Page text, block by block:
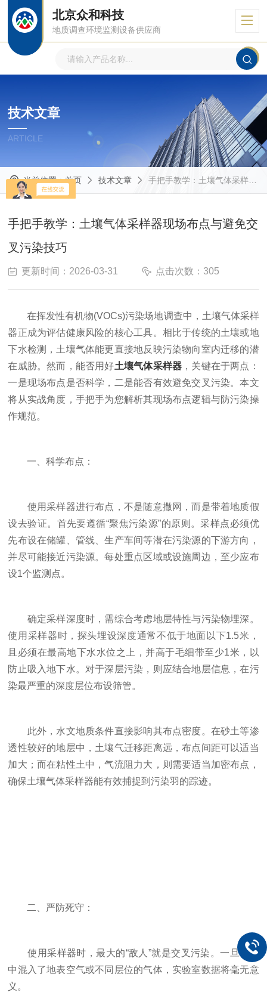
北京众和科技
地质调查环境监测设备供应商
技术文章
ARTICLE
当前位置：首页 技术文章 手把手教学：土壤气体采样器现场布点与避免交叉污染技巧
手把手教学：土壤气体采样器现场布点与避免交
叉污染技巧
更新时间：2026-03-31 点击次数：305
在挥发性有机物(VOCs)污染场地调查中，土壤气体采样
器正成为评估健康风险的核心工具。相比于传统的土壤或地
下水检测，土壤气体能更直接地反映污染物向室内迁移的潜
在威胁。然而，能否用好土壤气体采样器 ，关键在于两点：
一是现场布点是否科学，二是能否有效避免交叉污染。本文
将从实战角度，手把手为您解析其现场布点逻辑与防污染操
作规范。
一、科学布点：
使用采样器进行布点，不是随意撒网，而是带着地质假
设去验证。首先要遵循“聚焦污染源”的原则。采样点必须优
先布设在储罐、管线、生产车间等潜在污染源的下游方向，
并尽可能接近污染源。每处重点区域或设施周边，至少应布
设1个监测点。
确定采样深度时，需综合考虑地层特性与污染物埋深。
使用采样器时，探头埋设深度通常不低于地面以下1.5米，
且必须在最高地下水水位之上，并高于毛细带至少1米，以
防止吸入地下水。对于深层污染，则应结合地层信息，在污
染最严重的深度层位布设筛管。
此外，水文地质条件直接影响其布点密度。在砂土等渗
透性较好的地层中，土壤气迁移距离远，布点间距可以适当
加大；而在粘性土中，气流阻力大，则需要适当加密布点，
确保土壤气体采样器能有效捕捉到污染羽的踪迹。
二、严防死守：
使用采样器时，最大的“敌人”就是交叉污染。一旦样品
中混入了地表空气或不同层位的气体，实验室数据将毫无意
义。